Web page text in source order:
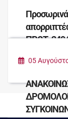
ΠΡΩΤ.
μονάδων
05